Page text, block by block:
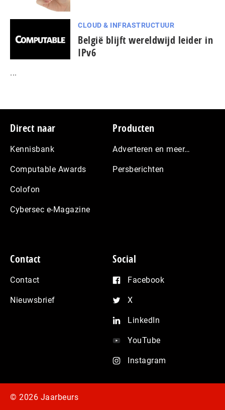
CLOUD & INFRASTRUCTUUR
België blijft wereldwijd leider in
IPv6
...
Footer
Direct naar
Kennisbank
Computable Awards
Colofon
Cybersec e-Magazine
Producten
Adverteren en meer…
Persberichten
Contact
Contact
Nieuwsbrief
Social
Facebook
X
LinkedIn
YouTube
Instagram
© 2026 Jaarbeurs